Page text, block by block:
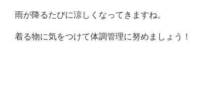
雨が降るたびに涼しくなってきますね。
着る物に気をつけて体調管理に努めましょう！